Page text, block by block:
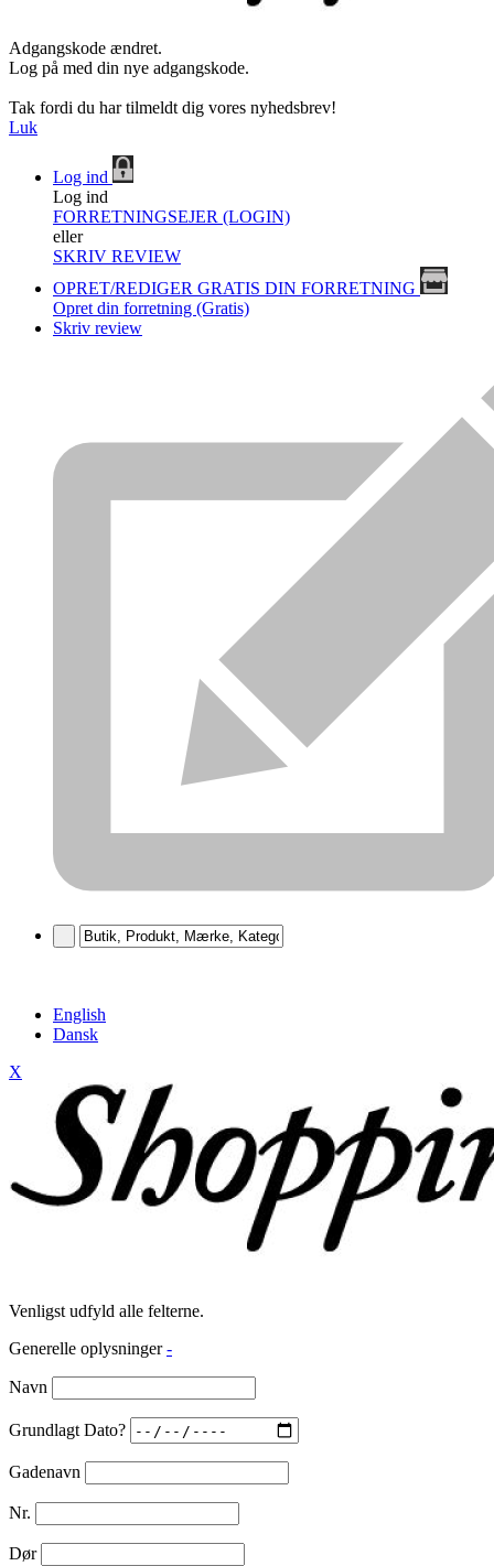
Adgangskode ændret.
Log på med din nye adgangskode.
Tak fordi du har tilmeldt dig vores nyhedsbrev!
Luk
Log ind
Log ind
FORRETNINGSEJER (LOGIN)
eller
SKRIV REVIEW
OPRET/REDIGER GRATIS DIN FORRETNING
Opret din forretning (Gratis)
Skriv review
English
Dansk
X
Venligst udfyld alle felterne.
Generelle oplysninger -
Navn
Grundlagt Dato?
Gadenavn
Nr.
Dør